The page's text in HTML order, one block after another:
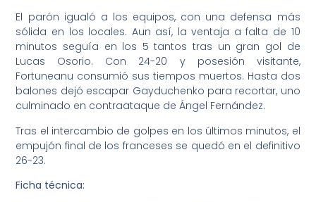
El parón igualó a los equipos, con una defensa más
sólida en los locales. Aun así, la ventaja a falta de 10
minutos seguía en los 5 tantos tras un gran gol de
Lucas Osorio. Con 24-20 y posesión visitante,
Fortuneanu consumió sus tiempos muertos. Hasta dos
balones dejó escapar Gayduchenko para recortar, uno
culminado en contraataque de Ángel Fernández.
Tras el intercambio de golpes en los últimos minutos, el
empujón final de los franceses se quedó en el definitivo
26-23.
Ficha técnica: